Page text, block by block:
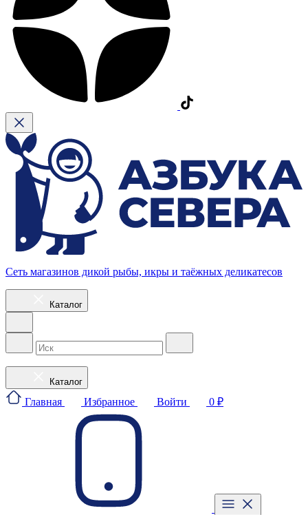
Сеть магазинов дикой рыбы, икры и таёжных деликатесов
Каталог
Каталог
Главная Избранное Войти 0 ₽